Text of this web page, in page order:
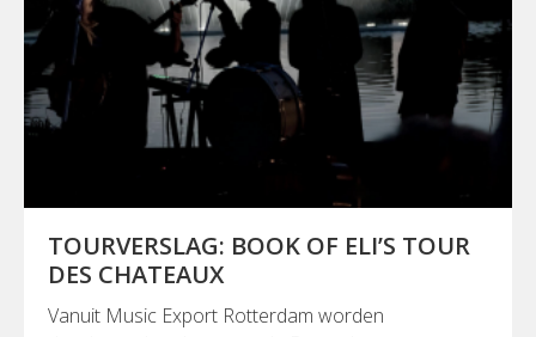
TOURVERSLAG: BOOK OF ELI’S TOUR
DES CHATEAUX
Vanuit Music Export Rotterdam worden